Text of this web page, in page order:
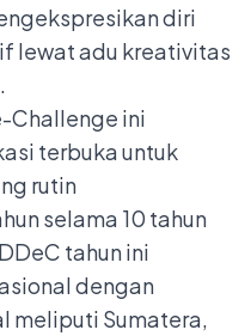
diri
lewat adu kreativitas
Challenge ini
terbuka untuk
rutin
selama 10 tahun
tahun ini
dengan
meliputi Sumatera,